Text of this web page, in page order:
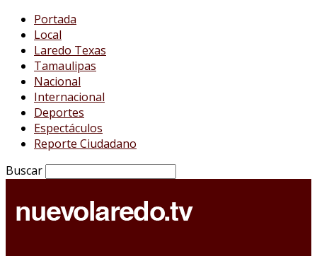
Portada
Local
Laredo Texas
Tamaulipas
Nacional
Internacional
Deportes
Espectáculos
Reporte Ciudadano
Buscar